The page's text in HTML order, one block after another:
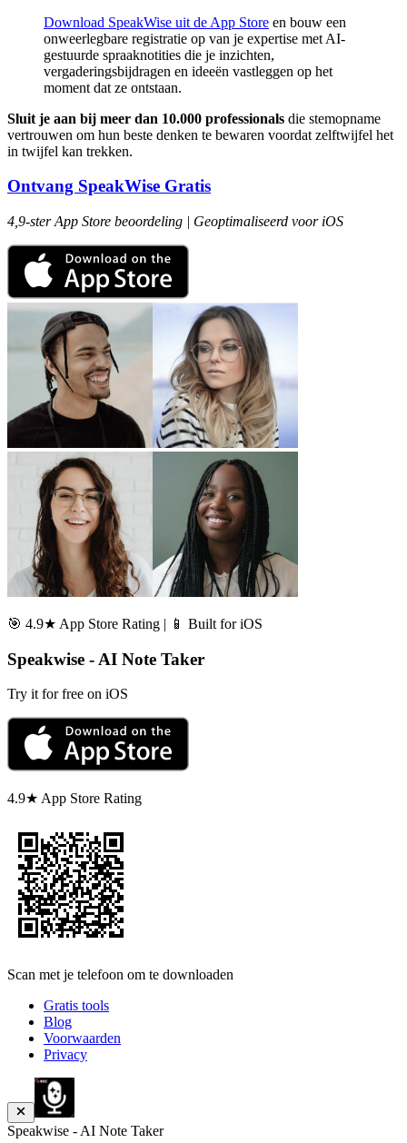
Download SpeakWise uit de App Store en bouw een
onweerlegbare registratie op van je expertise met AI-
gestuurde spraaknotities die je inzichten,
vergaderingsbijdragen en ideeën vastleggen op het
moment dat ze ontstaan.
Sluit je aan bij meer dan 10.000 professionals die stemopname
vertrouwen om hun beste denken te bewaren voordat zelftwijfel het
in twijfel kan trekken.
Ontvang SpeakWise Gratis
4,9-ster App Store beoordeling | Geoptimaliseerd voor iOS
🎯 4.9★ App Store Rating | 📱 Built for iOS
Speakwise - AI Note Taker
Try it for free on iOS
4.9★ App Store Rating
Scan met je telefoon om te downloaden
Gratis tools
Blog
Voorwaarden
Privacy
Speakwise - AI Note Taker